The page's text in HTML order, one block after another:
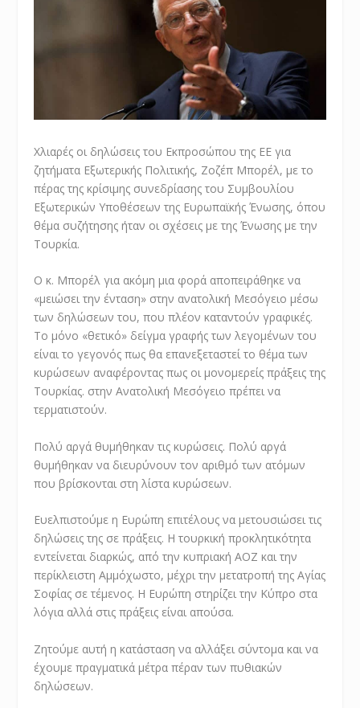
Χλιαρές οι δηλώσεις του Εκπροσώπου της ΕΕ για
ζητήματα Εξωτερικής Πολιτικής, Ζοζέπ Μπορέλ, με το
πέρας της κρίσιμης συνεδρίασης του Συμβουλίου
Εξωτερικών Υποθέσεων της Ευρωπαϊκής Ένωσης, όπου
θέμα συζήτησης ήταν οι σχέσεις με της Ένωσης με την
Τουρκία.
Ο κ. Μπορέλ για ακόμη μια φορά αποπειράθηκε να
«μειώσει την ένταση» στην ανατολική Μεσόγειο μέσω
των δηλώσεων του, που πλέον καταντούν γραφικές.
Το μόνο «θετικό» δείγμα γραφής των λεγομένων του
είναι το γεγονός πως θα επανεξεταστεί το θέμα των
κυρώσεων αναφέροντας πως οι μονομερείς πράξεις της
Τουρκίας. στην Ανατολική Μεσόγειο πρέπει να
τερματιστούν.
Πολύ αργά θυμήθηκαν τις κυρώσεις. Πολύ αργά
θυμήθηκαν να διευρύνουν τον αριθμό των ατόμων
που βρίσκονται στη λίστα κυρώσεων.
Ευελπιστούμε η Ευρώπη επιτέλους να μετουσιώσει τις
δηλώσεις της σε πράξεις. Η τουρκική προκλητικότητα
εντείνεται διαρκώς, από την κυπριακή ΑΟΖ και την
περίκλειστη Αμμόχωστο, μέχρι την μετατροπή της Αγίας
Σοφίας σε τέμενος. Η Ευρώπη στηρίζει την Κύπρο στα
λόγια αλλά στις πράξεις είναι απούσα.
Ζητούμε αυτή η κατάσταση να αλλάξει σύντομα και να
έχουμε πραγματικά μέτρα πέραν των πυθιακών
δηλώσεων.